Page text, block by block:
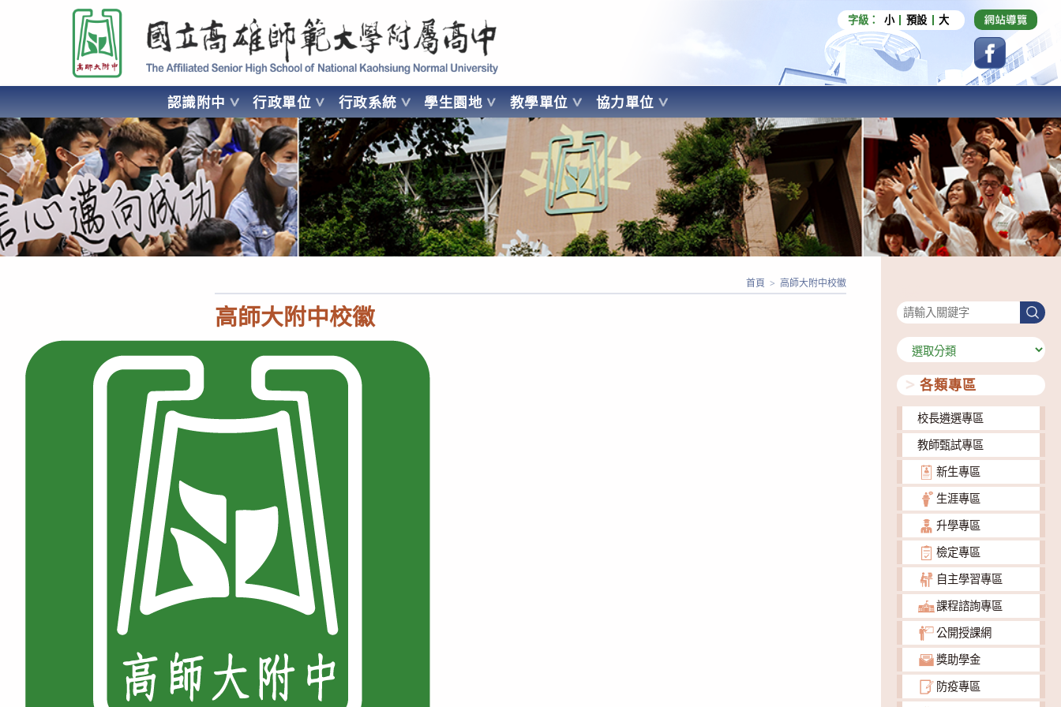
要
容
國立高雄師範大學附屬高級中學 Affiliated Senior High School of National Kaohsiung Normal University
字級： 小 預設 大
認識附中 行政單位 行政系統 學生園地 教學單位 協力單位
AFFILIATED SENIOR HIGH SCHOOL OF NATIONAL KAOHSIUNG NORMAL UNIVERSITY
高師大附中校徽
首頁 > 高師大附中校徽
搜
尋
分
類
各類專區
校長遴選專區
教師甄試專區
新生專區
生涯專區
升學專區
檢定專區
自主學習專區
課程諮詢專區
公開授課網
獎助學金
防疫專區